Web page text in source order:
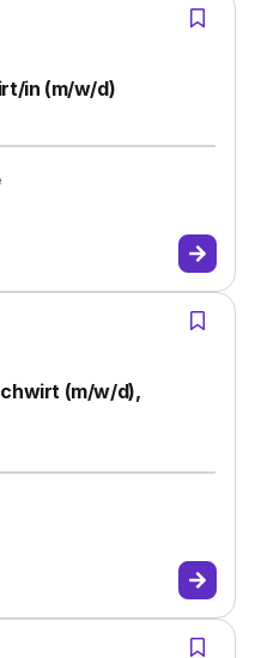
in (m/w/d)
(m/w/d),